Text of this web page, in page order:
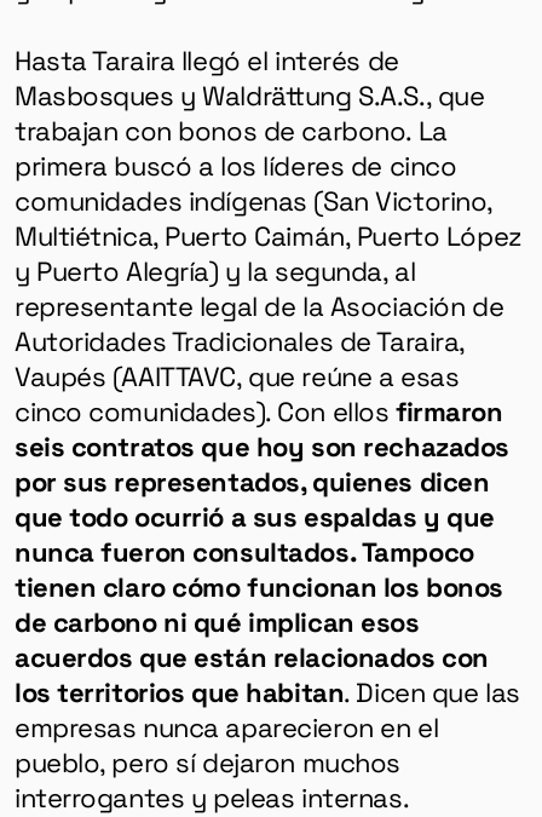
Hasta Taraira llegó el interés de
Masbosques y Waldrättung S.A.S., que
trabajan con bonos de carbono. La
primera buscó a los líderes de cinco
comunidades indígenas (San Victorino,
Multiétnica, Puerto Caimán, Puerto López
y Puerto Alegría) y la segunda, al
representante legal de la Asociación de
Autoridades Tradicionales de Taraira,
Vaupés (AAITTAVC, que reúne a esas
cinco comunidades). Con ellosfirmaron
seis contratos que hoy son rechazados
por sus representados, quienes dicen
que todo ocurrió a sus espaldas y que
nunca fueron consultados. Tampoco
tienen claro cómo funcionan los bonos
de carbono ni qué implican esos
acuerdos que están relacionados con
los territorios que habitan. Dicen que las
empresas nunca aparecieron en el
pueblo, pero sí dejaron muchos
interrogantes y peleas internas.